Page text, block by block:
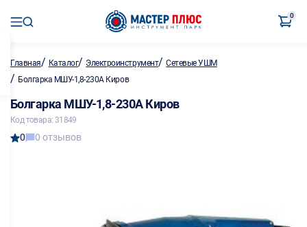
0
Главная/ Каталог/ Электроинструмент/Сетевые УШМ
/ Болгарка МШУ-1,8-230А Киров
Болгарка МШУ-1,8-230А Киров
Код товара: 31849
0 0 отзывов